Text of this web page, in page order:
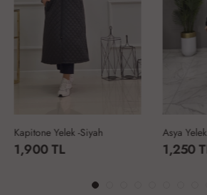
Asya Yelek İndigo
1,250 TL
Kapitone
1,900